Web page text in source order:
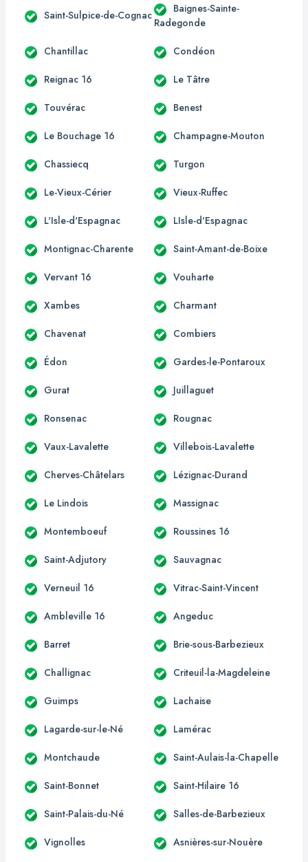
Saint-Sulpice-de-Cognac
Baignes-Sainte-
Radegonde
Chantillac Condéon
Reignac 16 Le Tâtre
Touvérac Benest
Le Bouchage 16 Champagne-Mouton
Chassiecq Turgon
Le-Vieux-Cérier Vieux-Ruffec
L'Isle-d'Espagnac LIsle-d'Espagnac
Montignac-Charente Saint-Amant-de-Boixe
Vervant 16 Vouharte
Xambes Charmant
Chavenat Combiers
Édon Gardes-le-Pontaroux
Gurat Juillaguet
Ronsenac Rougnac
Vaux-Lavalette Villebois-Lavalette
Cherves-Châtelars Lézignac-Durand
Le Lindois Massignac
Montemboeuf Roussines 16
Saint-Adjutory Sauvagnac
Verneuil 16 Vitrac-Saint-Vincent
Ambleville 16 Angeduc
Barret Brie-sous-Barbezieux
Challignac Criteuil-la-Magdeleine
Guimps Lachaise
Lagarde-sur-le-Né Lamérac
Montchaude Saint-Aulais-la-Chapelle
Saint-Bonnet Saint-Hilaire 16
Saint-Palais-du-Né Salles-de-Barbezieux
Vignolles Asnières-sur-Nouère